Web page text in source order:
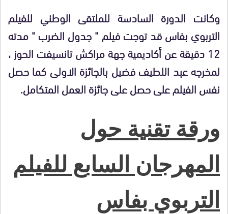
وكانت الدورة السادسة للملتقى الوطني للفيلم
التربوي بفاس قد توجت فيلم " جدول الضرب " مدته
12 دقيقة عن أكاديمية جهة مراكش تانسيفت الحوز ،
لمخرجه عبد اللطيف فضيل بالجائزة الاولى كما حصل
نفس الفيلم على حصل على جائزة العمل المتكامل.
ورقة تقنية حول
المهرجان السابع للفيلم
التربوي بفاس